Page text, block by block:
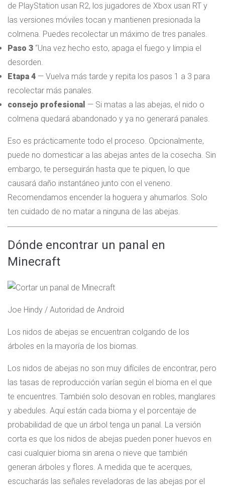
de PlayStation usan R2, los jugadores de Xbox usan RT y
las versiones móviles tocan y mantienen presionada la
colmena. Puedes recolectar un máximo de tres panales.
Paso 3 “Una vez hecho esto, apaga el fuego y limpia el
desorden.
Etapa 4 — Vuelva más tarde y repita los pasos 1 a 3 para
recolectar más panales.
consejo profesional — Si matas a las abejas, el nido o
colmena quedará abandonado y ya no generará panales.
Eso es prácticamente todo el proceso. Opcionalmente,
puede no domesticar a las abejas antes de la cosecha. Sin
embargo, te perseguirán hasta que te piquen, lo que
causará daño instantáneo junto con el veneno.
Recomendamos encender la hoguera y ahumarlos. Solo
ten cuidado de no matar a ninguna de las abejas.
Dónde encontrar un panal en
Minecraft
Joe Hindy / Autoridad de Android
Los nidos de abejas se encuentran colgando de los
árboles en la mayoría de los biomas.
Los nidos de abejas no son muy difíciles de encontrar, pero
las tasas de reproducción varían según el bioma en el que
te encuentres. También solo desovan en robles, manglares
y abedules. Aquí están cada bioma y el porcentaje de
probabilidad de que un árbol tenga un panal. La versión
corta es que los nidos de abejas pueden poner huevos en
casi cualquier bioma sin arena o nieve que también
generan árboles y flores. A medida que te acerques,
escucharás las señales reveladoras de las abejas por el